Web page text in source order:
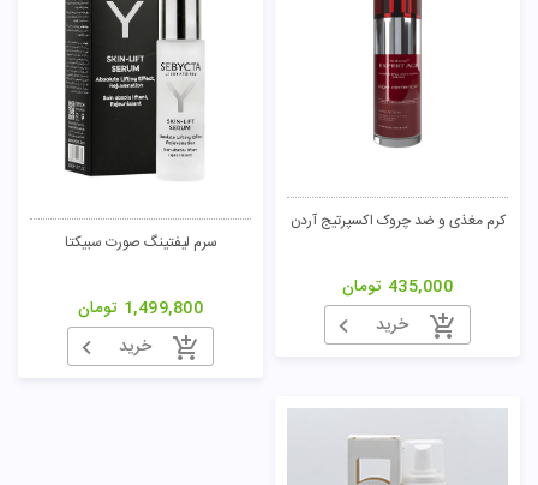
کرم مغذی و ضد چروک اکسپرتیج آردن
435,000 تومان
خرید
سرم لیفتینگ صورت سبیکتا
1,499,800 تومان
خرید